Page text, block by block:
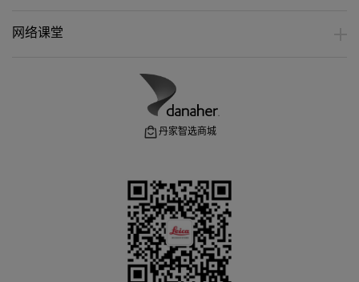
网络课堂
丹家智选商城